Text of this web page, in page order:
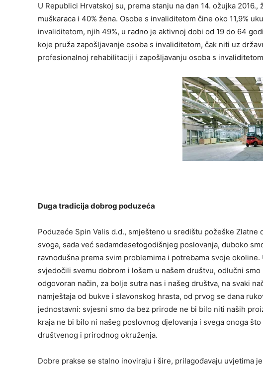
U Republici Hrvatskoj su, prema stanju na dan 14. ožujka
muškaraca i 40% žena. Osobe s invaliditetom čine oko 11,9%
invaliditetom, njih 49%, u radno je aktivnoj dobi od 19 do 64
koje pruža zapošljavanje osoba s invaliditetom, čak niti uz
profesionalnoj rehabilitaciji i zapošljavanju osoba s
Duga tradicija dobrog poduzeća
Poduzeće Spin Valis d.d., smješteno u središtu požeške
svoga, sada već sedamdesetogodišnjeg poslovanja, duboko
ravnodušna prema svim problemima i potrebama svoje
svjedočili svemu dobrom i lošem u našem društvu, odlučni
odgovoran način, za bolje sutra nas i našeg društva, na svaki
namještaja od bukve i slavonskog hrasta, od prvog se dana
jednostavni: svjesni smo da bez prirode ne bi bilo niti naših
kraja ne bi bilo ni našeg poslovnog djelovanja i svega onoga
društvenog i prirodnog okruženja.
Dobre prakse se stalno inoviraju i šire, prilagođavaju uvjetima